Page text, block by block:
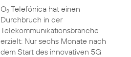
O2Telefónica hat einen
Durchbruch in der
Telekommunikationsbranche
erzielt: Nur sechs Monate nach
dem Start des innovativen 5G